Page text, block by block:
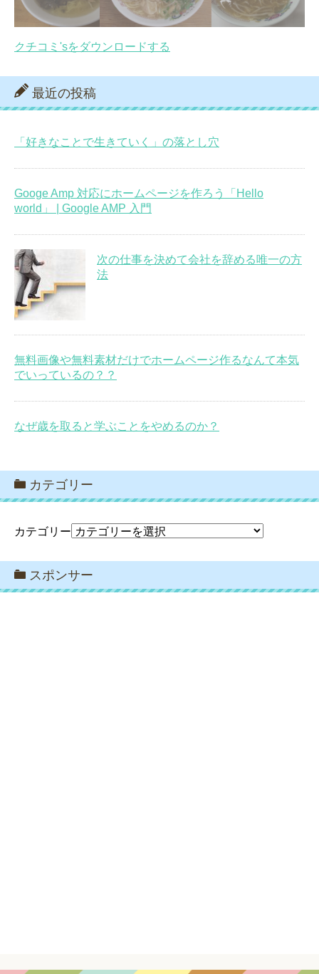
クチコミ'sをダウンロードする
最近の投稿
「好きなことで生きていく」の落とし穴
Googe Amp 対応にホームページを作ろう「Hello
world」 | Google AMP 入門
次の仕事を決めて会社を辞める唯一の方
法
無料画像や無料素材だけでホームページ作るなんて本気
でいっているの？？
なぜ歳を取ると学ぶことをやめるのか？
カテゴリー
カテゴリー
スポンサー